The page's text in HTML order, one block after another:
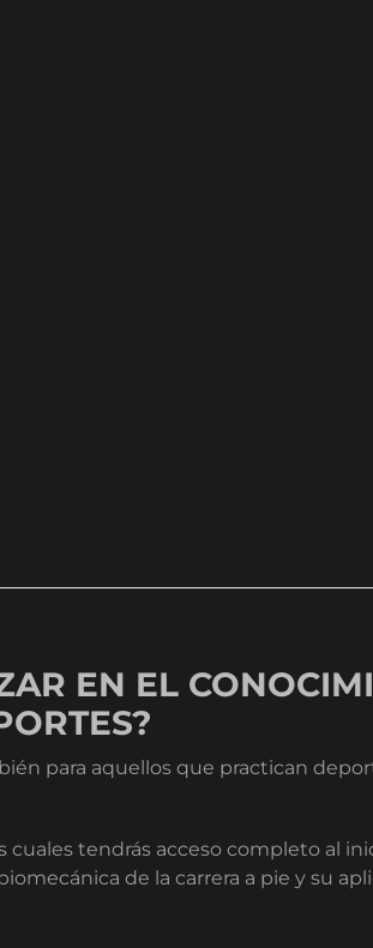
EN EL
para aquellos que practican
cuales tendrás acceso completo al
de la carrera a pie y su